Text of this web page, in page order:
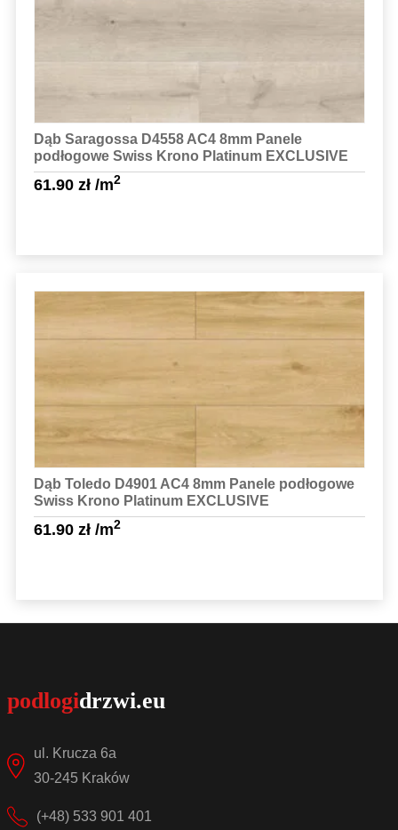
Dąb Saragossa D4558 AC4 8mm Panele
podłogowe Swiss Krono Platinum EXCLUSIVE
61.90 zł/m2
Dąb Toledo D4901 AC4 8mm Panele podłogowe
Swiss Krono Platinum EXCLUSIVE
61.90 zł/m2
ul. Krucza 6a
30-245 Kraków
(+48) 533 901 401